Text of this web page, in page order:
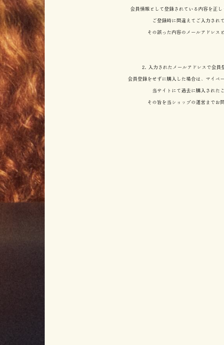
会員情報として登録されている内容を正し
ご登録時に間違えてご入力され
その誤った内容のメールアドレス
2. 入力されたメールアドレスで会員
会員登録をせずに購入した場合は、マイペ
当サイトにて過去に購入された
その旨を当ショップの運営までお